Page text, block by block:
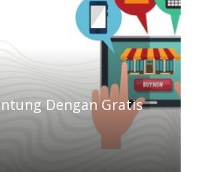
Dengan Gratis